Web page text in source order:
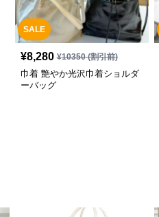
SALE
¥8,280 ¥10350(割引前)
巾着 艶やか光沢巾着ショルダ
ーバッグ